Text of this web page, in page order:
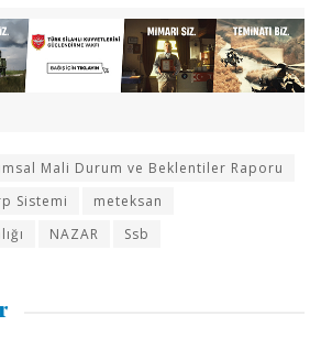
Mali Durum ve Beklentiler Raporu
Sistemi
meteksan
NAZAR Ssb